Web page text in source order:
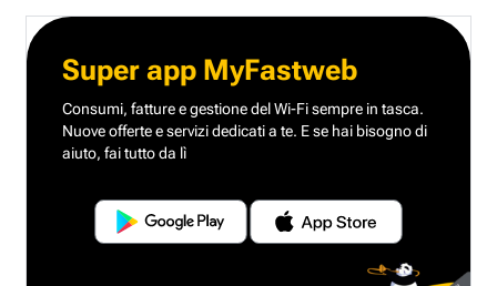
Super app MyFastweb
Consumi, fatture e gestione del Wi-Fi sempre in tasca.
Nuove offerte e servizi dedicati a te. E se hai bisogno di
aiuto, fai tutto da lì